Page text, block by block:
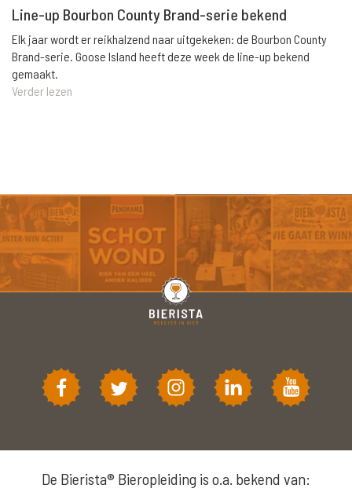
Line-up Bourbon County Brand-serie bekend
Elk jaar wordt er reikhalzend naar uitgekeken: de Bourbon County
Brand-serie. Goose Island heeft deze week de line-up bekend
gemaakt.
Verder lezen
De Bierista® Bieropleiding is o.a. bekend van: